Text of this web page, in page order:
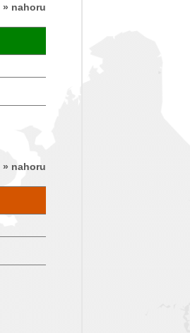
» nahoru
» nahoru